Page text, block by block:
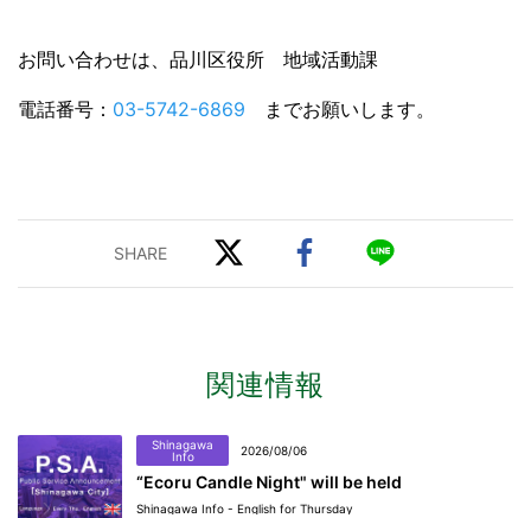
お問い合わせは、品川区役所 地域活動課
電話番号： 03-5742-6869 までお願いします。
関連情報
Shinagawa
Info
2026/08/06
“Ecoru Candle Night" will be held
Shinagawa Info - English for Thursday